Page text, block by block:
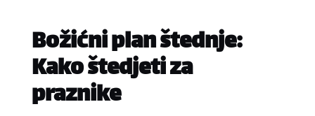
Božićni plan štednje:
Kako štedjeti za
praznike